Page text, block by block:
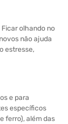
olhando no
não ajuda
estresse,
e para
específicos
ferro), além das